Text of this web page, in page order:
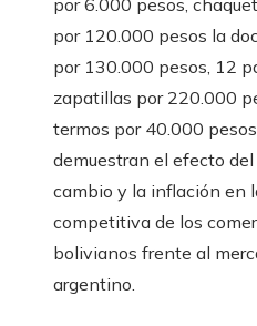
por 6.000 pesos,
por 120.000 pesos la
por 130.000 pesos, 12
zapatillas por 220.000
termos por 40.000
demuestran el efecto
cambio y la inflación en
competitiva de los
bolivianos frente al
argentino.